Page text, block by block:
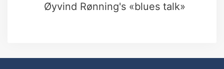
Øyvind Rønning's «blues talk»